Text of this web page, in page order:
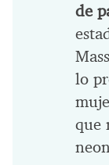
de
lo
que